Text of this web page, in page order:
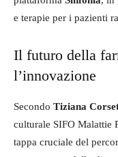
e terapie per i pazienti
Il futuro della
l’innovazione
Secondo Tiziana
culturale SIFO Malattie
tappa cruciale del